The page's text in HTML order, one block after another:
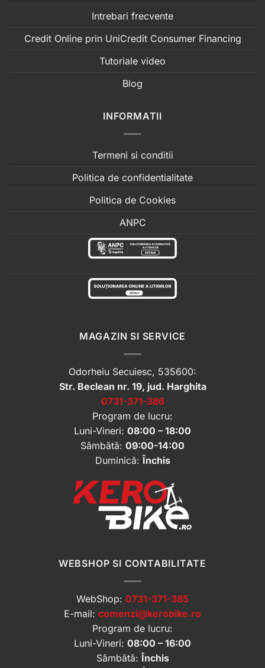
Intrebari frecvente
Credit Online prin UniCredit Consumer Financing
Tutoriale video
Blog
INFORMATII
Termeni si conditii
Politica de confidentialitate
Politica de Cookies
ANPC
MAGAZIN SI SERVICE
Odorheiu Secuiesc, 535600:
Str. Beclean nr. 19, jud. Harghita
0731-371-386
Program de lucru:
Luni-Vineri: 08:00 – 18:00
Sâmbătă: 09:00-14:00
Duminică: Închis
WEBSHOP SI CONTABILITATE
WebShop: 0731-371-385
E-mail: comenzi@kerobike.ro
Program de lucru:
Luni-Vineri: 08:00 – 16:00
Sâmbătă:Închis